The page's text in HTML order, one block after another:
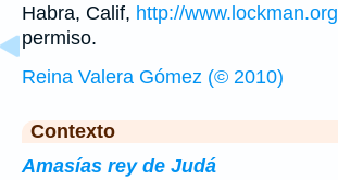
Habra, Calif, http://www.lockman.org
permiso.
Reina Valera Gómez (© 2010)
Contexto
Amasías rey de Judá